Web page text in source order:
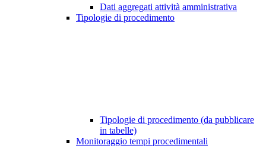
Dati aggregati attività amministrativa
Tipologie di procedimento
Tipologie di procedimento (da pubblicare
in tabelle)
Monitoraggio tempi procedimentali